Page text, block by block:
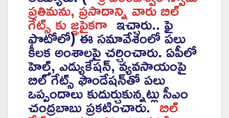
ప్రతిమను, ప్రసాదాన్ని వారు బిల్
గేట్స్ కు జ్ఞపైకగా ఇచ్చారు.. ఫై
ఫొటోలో) ఈ సమావేశంలో పలు
కీలక అంశాలపై చర్చించారు. ఏపీలో
హెల్త్, ఎడ్యుకేషన్, వ్యవసాయంపై
బిల్ గేట్స్ ఫౌండేషన్‌తో పలు
ఒప్పందాలు కుదుర్చుకున్నట్లు సీఎం
చంద్రబాబు ప్రకటించారు.బిల్